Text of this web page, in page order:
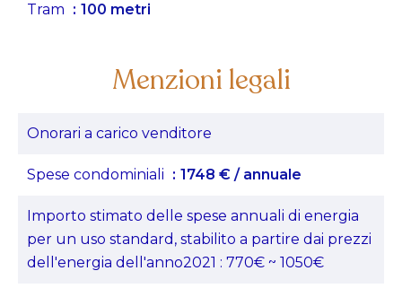
Tram 100 metri
Menzioni legali
Onorari a carico venditore
Spese condominiali 1748 € / annuale
Importo stimato delle spese annuali di energia
per un uso standard, stabilito a partire dai prezzi
dell'energia dell'anno2021 : 770€ ~ 1050€